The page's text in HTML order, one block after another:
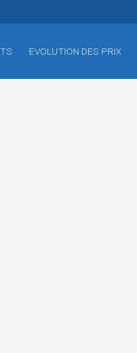
EVOLUTION DES PRIX